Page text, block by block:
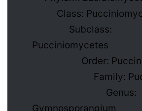
Class:
Subclass:
Pucciniomycetes
Order:
Family:
Genus:
Gymnosporangium